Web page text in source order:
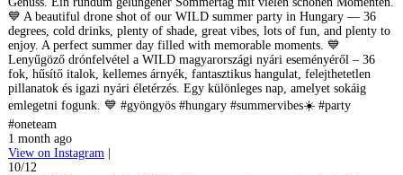
💙 A beautiful drone shot of our WILD summer party in Hungary — 36
degrees, cold drinks, plenty of shade, great vibes, lots of fun, and plenty to
enjoy. A perfect summer day filled with memorable moments. 💙
Lenyűgöző drónfelvétel a WILD magyarországi nyári eseményéről – 36
fok, hűsítő italok, kellemes árnyék, fantasztikus hangulat, felejthetetlen
pillanatok és igazi nyári életérzés. Egy különleges nap, amelyet sokáig
emlegetni fogunk. 💙 #gyöngyös #hungary #summervibes☀️ #party
#oneteam
1 month ago
View on Instagram |
10/12